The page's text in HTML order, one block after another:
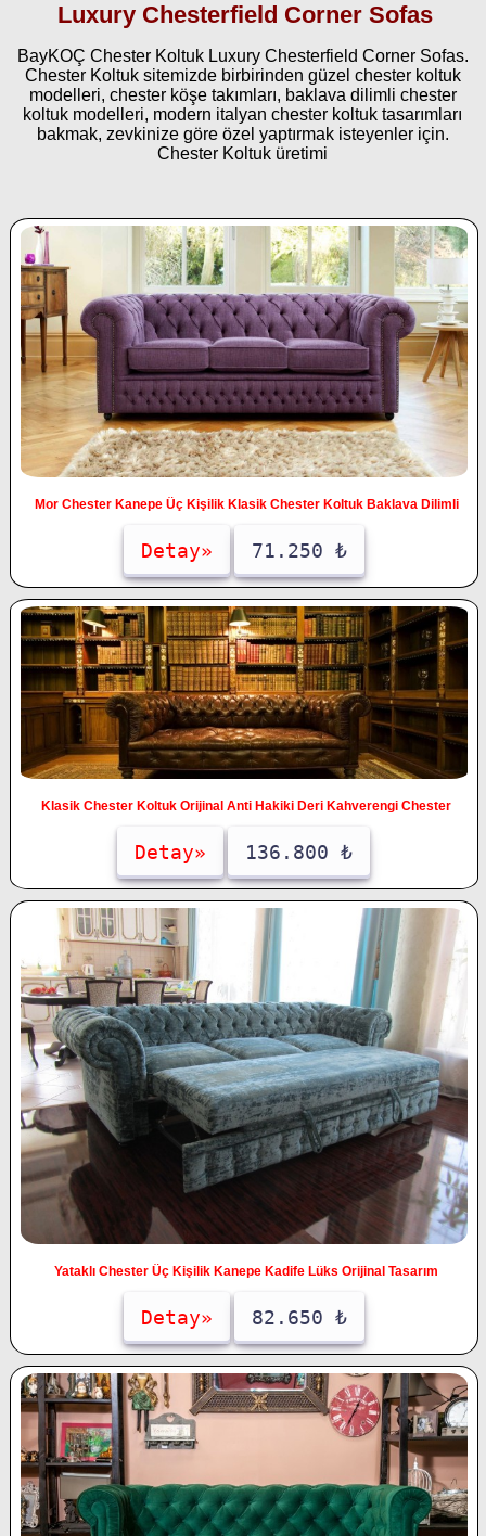
Luxury Chesterfield Corner Sofas
BayKOÇ Chester Koltuk Luxury Chesterfield Corner Sofas.
Chester Koltuk sitemizde birbirinden güzel chester koltuk
modelleri, chester köşe takımları, baklava dilimli chester
koltuk modelleri, modern italyan chester koltuk tasarımları
bakmak, zevkinize göre özel yaptırmak isteyenler için.
Chester Koltuk üretimi
Mor Chester Kanepe Üç Kişilik Klasik Chester Koltuk Baklava Dilimli
Detay» 71.250 ₺
Klasik Chester Koltuk Orijinal Anti Hakiki Deri Kahverengi Chester
Detay» 136.800 ₺
Yataklı Chester Üç Kişilik Kanepe Kadife Lüks Orijinal Tasarım
Detay» 82.650 ₺